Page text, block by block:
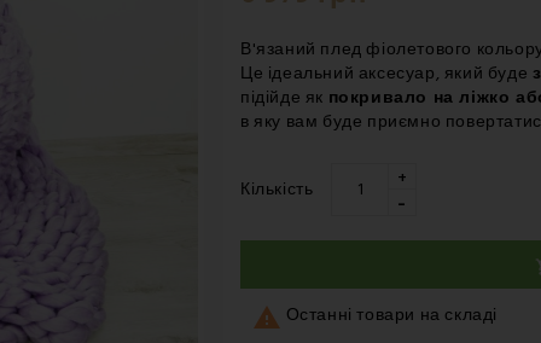
В'язаний плед фіолетового
Це ідеальний аксесуар, який буде
підійде як покривало на ліжко
в яку вам буде приємно
Кількість +
-
 Останні товари на складі